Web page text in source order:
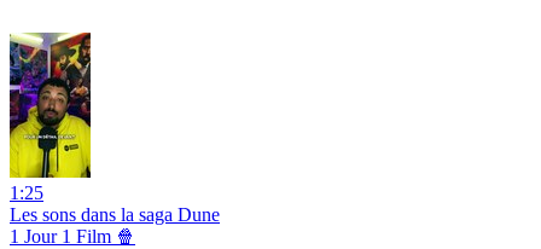
1:25
Les sons dans la saga Dune
1 Jour 1 Film 🍿